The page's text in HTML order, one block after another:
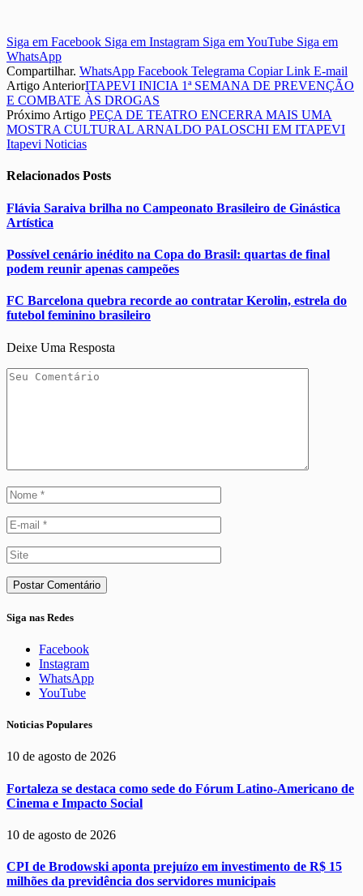
Siga em Facebook Siga em Instagram Siga em YouTube Siga em
WhatsApp
Compartilhar. WhatsApp Facebook Telegrama Copiar Link E-mail
Artigo AnteriorITAPEVI INICIA 1ª SEMANA DE PREVENÇÃO
E COMBATE ÀS DROGAS
Próximo Artigo PEÇA DE TEATRO ENCERRA MAIS UMA
MOSTRA CULTURAL ARNALDO PALOSCHI EM ITAPEVI
Itapevi Noticias
Relacionados Posts
Flávia Saraiva brilha no Campeonato Brasileiro de Ginástica
Artística
Possível cenário inédito na Copa do Brasil: quartas de final
podem reunir apenas campeões
FC Barcelona quebra recorde ao contratar Kerolin, estrela do
futebol feminino brasileiro
Deixe Uma Resposta
Siga nas Redes
Facebook
Instagram
WhatsApp
YouTube
Noticias Populares
10 de agosto de 2026
Fortaleza se destaca como sede do Fórum Latino-Americano de
Cinema e Impacto Social
10 de agosto de 2026
CPI de Brodowski aponta prejuízo em investimento de R$ 15
milhões da previdência dos servidores municipais